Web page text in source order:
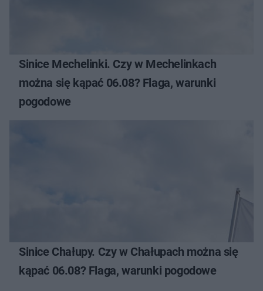
Sinice Mechelinki. Czy w Mechelinkach
można się kąpać 06.08? Flaga, warunki
pogodowe
Sinice Chałupy. Czy w Chałupach można się
kąpać 06.08? Flaga, warunki pogodowe